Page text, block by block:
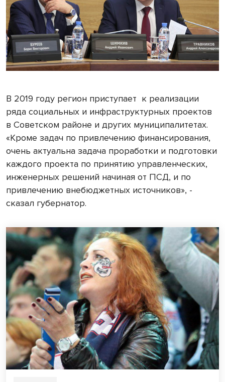
В 2019 году регион приступает к реализации
ряда социальных и инфраструктурных проектов
в Советском районе и других муниципалитетах.
«Кроме задач по привлечению финансирования,
очень актуальна задача проработки и подготовки
каждого проекта по принятию управленческих,
инженерных решений начиная от ПСД, и по
привлечению внебюджетных источников», -
сказал губернатор.